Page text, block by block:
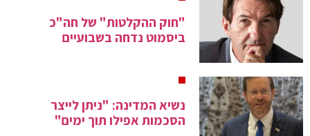
"חוק ההקלטות" של חה"כ
ביסמוט נדחה בשבועיים
נשיא המדינה: "ניתן לייצר
הסכמות אפילו תוך ימים"